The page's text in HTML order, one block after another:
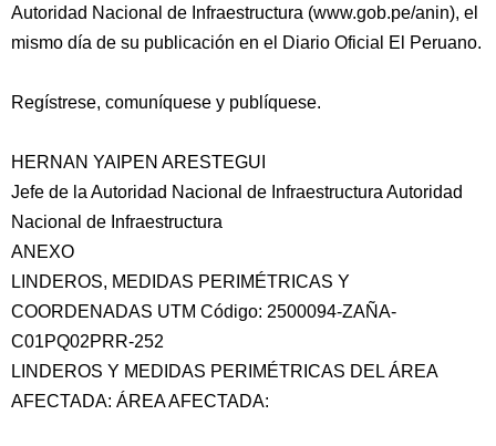
Autoridad Nacional de Infraestructura (www.gob.pe/anin), el
mismo día de su publicación en el Diario Oficial El Peruano.
Regístrese, comuníquese y publíquese.
HERNAN YAIPEN ARESTEGUI
Jefe de la Autoridad Nacional de Infraestructura Autoridad
Nacional de Infraestructura
ANEXO
LINDEROS, MEDIDAS PERIMÉTRICAS Y
COORDENADAS UTM Código: 2500094-ZAÑA-
C01PQ02PRR-252
LINDEROS Y MEDIDAS PERIMÉTRICAS DEL ÁREA
AFECTADA: ÁREA AFECTADA: